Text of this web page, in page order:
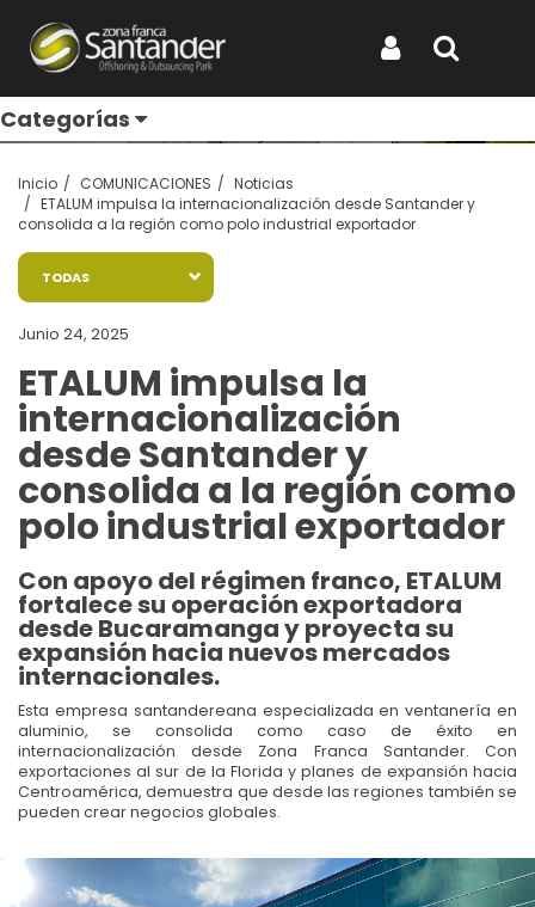
Categorías
Entérate de todo
Inicio COMUNICACIONES
Noticias
ETALUM impulsa la internacionalización desde Santander y
consolida a la región como polo industrial exportador
TODAS
Junio 24, 2025
ETALUM impulsa la
internacionalización
desde Santander y
consolida a la región como
polo industrial exportador
Con apoyo del régimen franco, ETALUM
fortalece su operación exportadora
desde Bucaramanga y proyecta su
expansión hacia nuevos mercados
internacionales.
Esta empresa santandereana especializada en ventanería en
aluminio, se consolida como caso de éxito en
internacionalización desde Zona Franca Santander. Con
exportaciones al sur de la Florida y planes de expansión hacia
Centroamérica, demuestra que desde las regiones también se
pueden crear negocios globales.